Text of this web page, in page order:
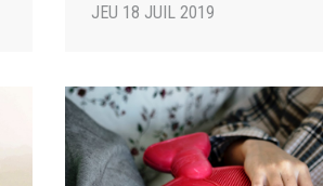
JEU 18 JUIL 2019